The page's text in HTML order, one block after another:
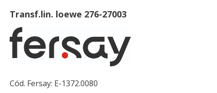
Transf.lin. loewe 276-27003
Cód. Fersay: E-1372.0080